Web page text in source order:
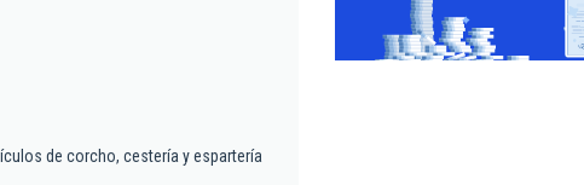
de corcho, cestería y espartería